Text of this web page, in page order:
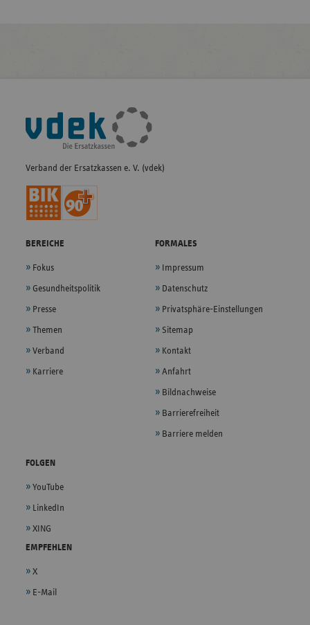
Fußleisten-
Navigation
Verband der Ersatzkassen e. V. (vdek)
BEREICHE
Fokus
Gesundheitspolitik
Presse
Themen
Verband
Karriere
FORMALES
Impressum
Datenschutz
Privatsphäre-Einstellungen
Sitemap
Kontakt
Anfahrt
Bildnachweise
Barrierefreiheit
Barriere melden
FOLGEN
YouTube
LinkedIn
XING
EMPFEHLEN
X
E-Mail